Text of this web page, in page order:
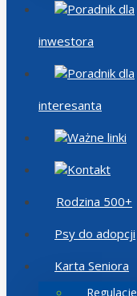
Poradnik dla
inwestora
Poradnik dla
interesanta
Ważne linki
Kontakt
Rodzina 500+
Psy do adopcji
Karta Seniora
Regulacje